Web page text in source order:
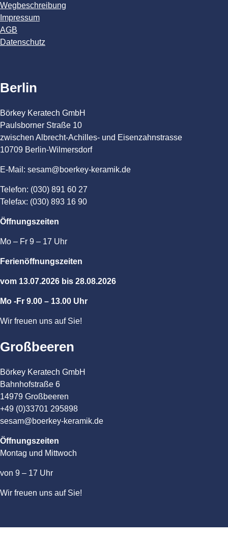
Wegbeschreibung
Impressum
AGB
Datenschutz
Berlin
Börkey Keratech GmbH
Paulsborner Straße 10
zwischen Albrecht-Achilles- und Eisenzahnstrasse
10709 Berlin-Wilmersdorf
E-Mail: sesam@boerkey-keramik.de
Telefon: (030) 891 60 27
Telefax: (030) 893 16 90
Öffnungszeiten
Mo – Fr 9 – 17 Uhr
Ferienöffnungszeiten
vom 13.07.2026 bis 28.08.2026
Mo -Fr 9.00 – 13.00 Uhr
Wir freuen uns auf Sie!
Großbeeren
Börkey Keratech GmbH
Bahnhofstraße 6
14979 Großbeeren
+49 (0)33701 295898
sesam@boerkey-keramik.de
Öffnungszeiten
Montag und Mittwoch
von 9 – 17 Uhr
Wir freuen uns auf Sie!